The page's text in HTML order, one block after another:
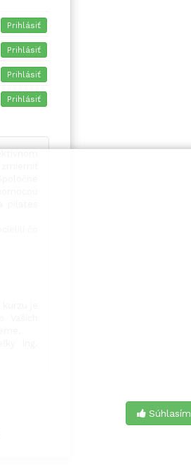
Prihlásiť
Prihlásiť
Prihlásiť
Prihlásiť
Súhlasím